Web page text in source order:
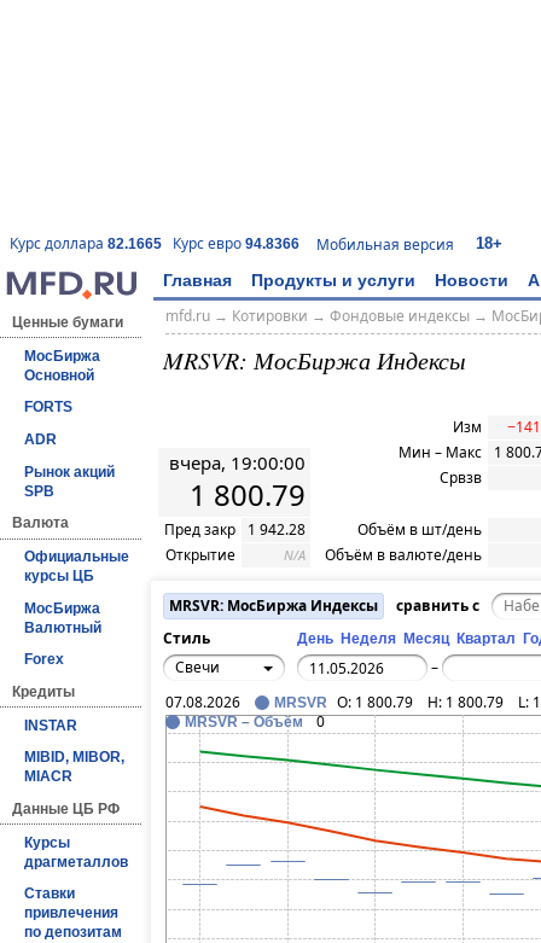
Курс доллара 82.1665 Курс евро 94.8366 Мобильная версия 18+
Главная Продукты и услуги Новости
Ценные бумаги
МосБиржа
Основной
FORTS
ADR
Рынок акций
SPB
Валюта
Официальные
курсы ЦБ
МосБиржа
Валютный
Forex
Кредиты
INSTAR
MIBID, MIBOR,
MIACR
Данные ЦБ РФ
Курсы
драгметаллов
Ставки
привлечения
по депозитам
mfd.ru→ Котировки → Фондовые индексы→
MRSVR: МосБиржа Индексы
вчера, 19:00:00
1 800.79
Пред закр
1 942.28
Открытие
N/A
Изм
Мин – Макс
1
Срвзв
Объём в шт/день
Объём в валюте/день
MRSVR: МосБиржа Индексы
сравнить с
Стиль
День Неделя Месяц Квартал
Свечи
–
07.08.2026
MRSVR O: 1 800.79 H: 1 800.79 L:
MRSVR – Объём 0